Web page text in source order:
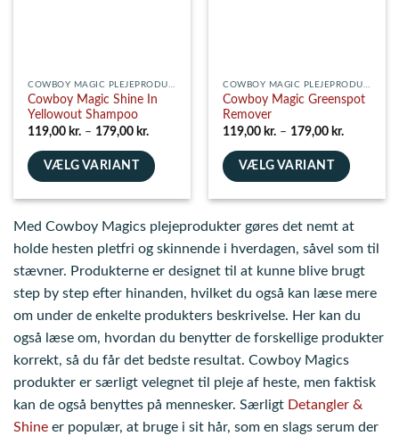
COWBOY MAGIC PLEJEPRODUKTER
Cowboy Magic Shine In
Yellowout Shampoo
119,00 kr. – 179,00 kr.
til
179,00 kr.
VÆLG VARIANT
har
flere
varianter.
kan
vælges
på
varesiden
COWBOY MAGIC PLEJEPRODUKTER
Cowboy Magic Greenspot
Remover
119,00 kr. – 179,00 kr.
til
179,00 kr.
VÆLG VARIANT
har
flere
varianter.
kan
vælges
på
varesiden
Med Cowboy Magics plejeprodukter gøres det nemt at
holde hesten pletfri og skinnende i hverdagen, såvel som til
stævner. Produkterne er designet til at kunne blive brugt
step by step efter hinanden, hvilket du også kan læse mere
om under de enkelte produkters beskrivelse. Her kan du
også læse om, hvordan du benytter de forskellige produkter
korrekt, så du får det bedste resultat. Cowboy Magics
produkter er særligt velegnet til pleje af heste, men faktisk
kan de også benyttes på mennesker. Særligt Detangler &
Shine er populær, at bruge i sit hår, som en slags serum der